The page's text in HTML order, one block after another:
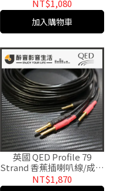
NT$1,080
加入購物車
英國 QED Profile 79
Strand 香蕉插喇叭線/成品
線 台灣公司貨
NT$1,870